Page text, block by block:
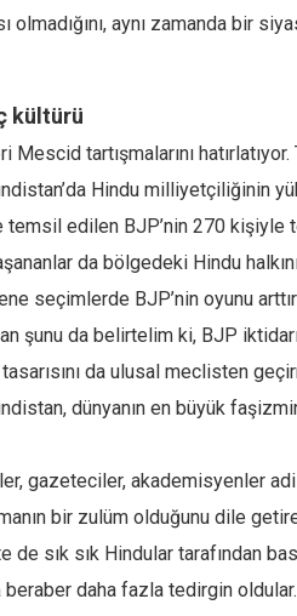
aynı zamanda bir
kültürü
tartışmalarını hatırlatıyor.
Hindu milliyetçiliğinin
temsil edilen BJP’nin 270
da bölgedeki Hindu
seçimlerde BJP’nin oyunu
şunu da belirtelim ki, BJP
da ulusal meclisten
dünyanın en büyük
gazeteciler, akademisyenler
bir zulüm olduğunu dile
sık sık Hindular tarafından
daha fazla tedirgin